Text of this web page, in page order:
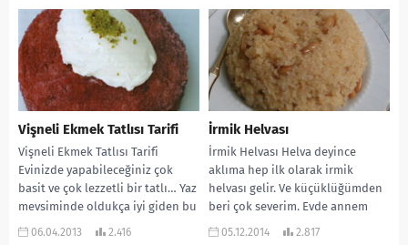
Vişneli Ekmek Tatlısı Tarifi
Vişneli Ekmek Tatlısı Tarifi
Evinizde yapabileceğiniz çok
basit ve çok lezzetli bir tatlı… Yaz
mevsiminde oldukça iyi giden bu
tatlı...
06.04.2013 2.416
İrmik Helvası
İrmik Helvası Helva deyince
aklıma hep ilk olarak irmik
helvası gelir. Ve küçüklüğümden
beri çok severim. Evde annem
kavurmaya başladığında...
05.12.2014 2.817